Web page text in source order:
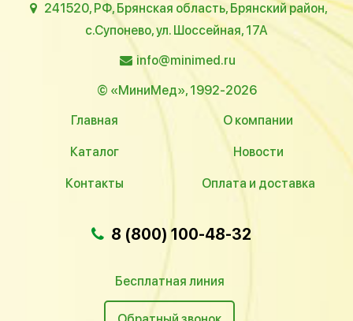
241520, РФ, Брянская область, Брянский район,
с.Супонево, ул. Шоссейная, 17А
info@minimed.ru
© «МиниМед», 1992-2026
Главная
О компании
Каталог Новости
Контакты Оплата и доставка
8 (800) 100-48-32
Бесплатная линия